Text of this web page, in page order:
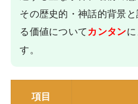
その歴史的・神話的背景
る価値についてカンタン
す。
項目